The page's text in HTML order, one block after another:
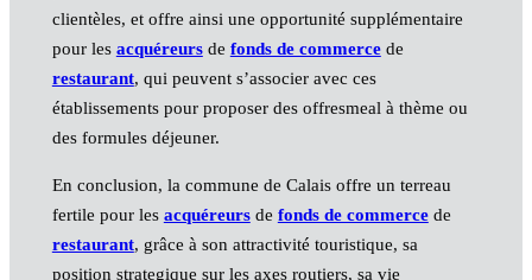
clientèles, et offre ainsi une opportunité supplémentaire
pour les acquéreursde fonds de commercede
restaurant, qui peuvent s’associer avec ces
établissements pour proposer des offresmeal à thème ou
des formules déjeuner.
En conclusion, la commune de Calais offre un terreau
fertile pour les acquéreursde fonds de commercede
restaurant, grâce à son attractivité touristique, sa
position strategique sur les axes routiers, sa vie